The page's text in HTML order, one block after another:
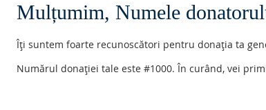
Mulțumim, Numele
Îți suntem foarte recunoscători pentru donația ta
Numărul donației tale este #1000. În curând, vei